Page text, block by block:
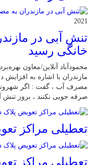
2021
تنش آبی در
خانگی رسيد
محمودآباد آنلاین/معاون
مازندران با اشاره به افزایش
مصرف آب ، گفت : اگر
صرفه جویی نکنند ، بروز
تعطیلی مراکز
تعطیلی مراکز